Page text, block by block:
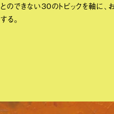
とのできない30のトピックを軸に
する。